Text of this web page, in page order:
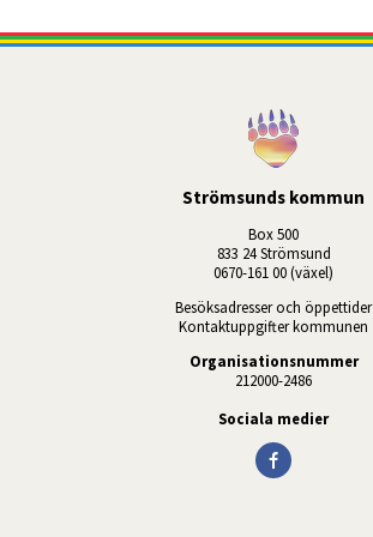
Strömsunds kommun
Box 500
833 24 Strömsund
0670-161 00 (växel)
Besöksadresser och öppettider
Kontaktuppgifter kommunen
Organisationsnummer
212000-2486
Sociala medier